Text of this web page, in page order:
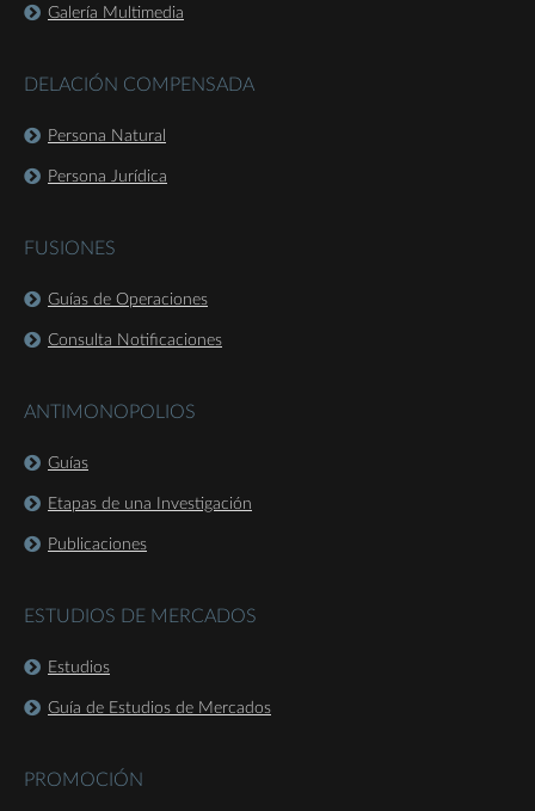
Galería Multimedia
DELACIÓN COMPENSADA
Persona Natural
Persona Jurídica
FUSIONES
Guías de Operaciones
Consulta Notificaciones
ANTIMONOPOLIOS
Guías
Etapas de una Investigación
Publicaciones
ESTUDIOS DE MERCADOS
Estudios
Guía de Estudios de Mercados
PROMOCIÓN